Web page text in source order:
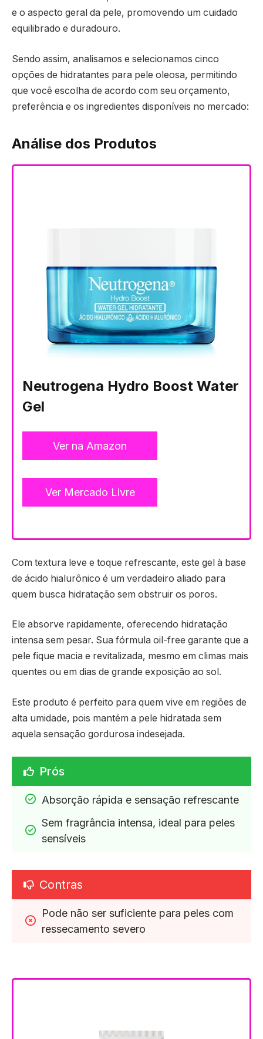
e o aspecto geral da pele, promovendo um cuidado
equilibrado e duradouro.
Sendo assim, analisamos e selecionamos cinco
opções de hidratantes para pele oleosa, permitindo
que você escolha de acordo com seu orçamento,
preferência e os ingredientes disponíveis no mercado:
Análise dos Produtos
Neutrogena Hydro Boost Water
Gel
Ver na Amazon
Ver Mercado Livre
Com textura leve e toque refrescante, este gel à base
de ácido hialurônico é um verdadeiro aliado para
quem busca hidratação sem obstruir os poros.
Ele absorve rapidamente, oferecendo hidratação
intensa sem pesar. Sua fórmula oil-free garante que a
pele fique macia e revitalizada, mesmo em climas mais
quentes ou em dias de grande exposição ao sol.
Este produto é perfeito para quem vive em regiões de
alta umidade, pois mantém a pele hidratada sem
aquela sensação gordurosa indesejada.
Prós
Absorção rápida e sensação refrescante
Sem fragrância intensa, ideal para peles
sensíveis
Contras
Pode não ser suficiente para peles com
ressecamento severo